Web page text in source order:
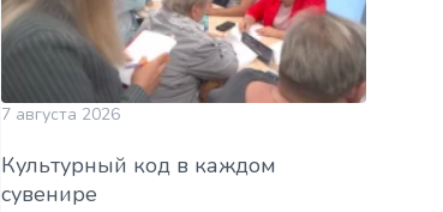
7 августа 2026
Культурный код в каждом
сувенире